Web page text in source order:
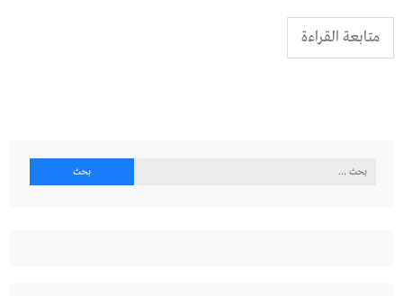
متابعة القراءة
البحث